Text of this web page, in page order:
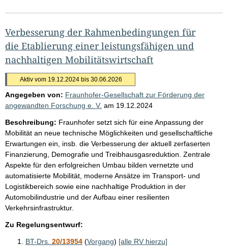
Verbesserung der Rahmenbedingungen für
die Etablierung einer leistungsfähigen und
nachhaltigen Mobilitätswirtschaft
Aktiv vom 19.12.2024 bis 30.06.2026
Angegeben von: Fraunhofer-Gesellschaft zur Förderung der
angewandten Forschung e. V. am 19.12.2024
Beschreibung: Fraunhofer setzt sich für eine Anpassung der
Mobilität an neue technische Möglichkeiten und gesellschaftliche
Erwartungen ein, insb. die Verbesserung der aktuell zerfaserten
Finanzierung, Demografie und Treibhausgasreduktion. Zentrale
Aspekte für den erfolgreichen Umbau bilden vernetzte und
automatisierte Mobilität, moderne Ansätze im Transport- und
Logistikbereich sowie eine nachhaltige Produktion in der
Automobilindustrie und der Aufbau einer resilienten
Verkehrsinfrastruktur.
Zu Regelungsentwurf:
BT-Drs. 20/13954 (Vorgang) [alle RV hierzu]